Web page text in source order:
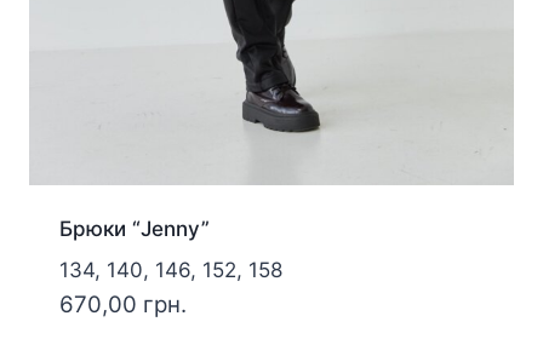
Брюки “Jenny”
134, 140, 146, 152, 158
670,00 грн.